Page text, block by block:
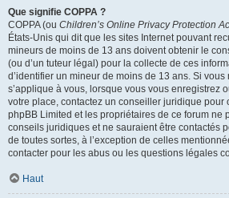
Que signifie COPPA ?
COPPA (ou Children’s Online Privacy Protection
États-Unis qui dit que les sites Internet pouvant
mineurs de moins de 13 ans doivent obtenir le
(ou d’un tuteur légal) pour la collecte de ces
d’identifier un mineur de moins de 13 ans. Si vous
s’applique à vous, lorsque vous vous enregistrez
votre place, contactez un conseiller juridique pour
phpBB Limited et les propriétaires de ce forum ne
conseils juridiques et ne sauraient être contactés
de toutes sortes, à l’exception de celles
contacter pour les abus ou les questions légales
Haut